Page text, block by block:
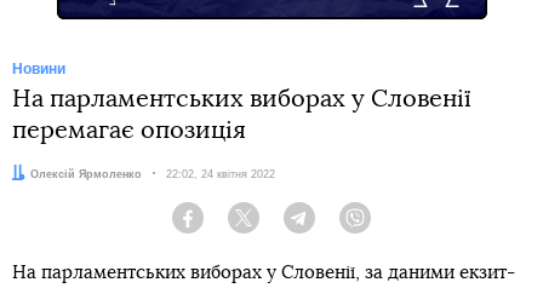
Новини
На парламентських виборах у Словенії
перемагає опозиція
Автор:
Олексій Ярмоленко Дата:
22:02, 24 квітня 2022
Facebook Twitter Telegram
На парламентських виборах у Словенії, за даними екзит-